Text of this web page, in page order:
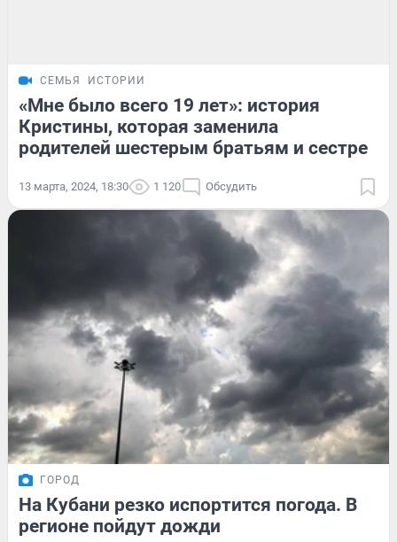
СЕМЬЯ ИСТОРИИ
«Мне было всего 19 лет»: история
Кристины, которая заменила
родителей шестерым братьям и сестре
13 марта, 2024, 18:30 1 120 Обсудить
ГОРОД
На Кубани резко испортится погода. В
регионе пойдут дожди